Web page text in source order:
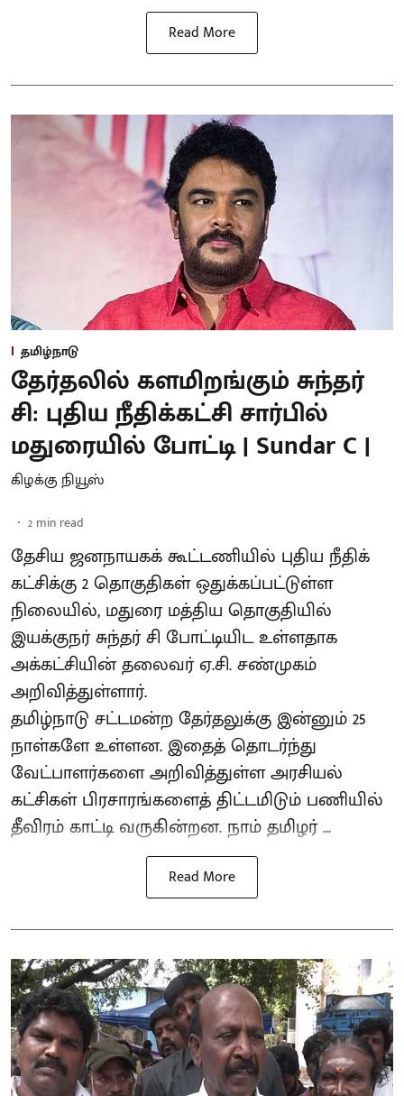
Read More
தமிழ்நாடு
தேர்தலில் களமிறங்கும் சுந்தர்
சி: புதிய நீதிக்கட்சி சார்பில்
மதுரையில் போட்டி | Sundar C |
கிழக்கு நியூஸ்
2 min read
தேசிய ஜனநாயகக் கூட்டணியில் புதிய நீதிக்
கட்சிக்கு 2 தொகுதிகள் ஒதுக்கப்பட்டுள்ள
நிலையில், மதுரை மத்திய தொகுதியில்
இயக்குநர் சுந்தர் சி போட்டியிட உள்ளதாக
அக்கட்சியின் தலைவர் ஏ.சி. சண்முகம்
அறிவித்துள்ளார்.
தமிழ்நாடு சட்டமன்ற தேர்தலுக்கு இன்னும் 25
நாள்களே உள்ளன. இதைத் தொடர்ந்து
வேட்பாளர்களை அறிவித்துள்ள அரசியல்
கட்சிகள் பிரசாரங்களைத் திட்டமிடும் பணியில்
தீவிரம் காட்டி வருகின்றன. நாம் தமிழர் ...
Read More